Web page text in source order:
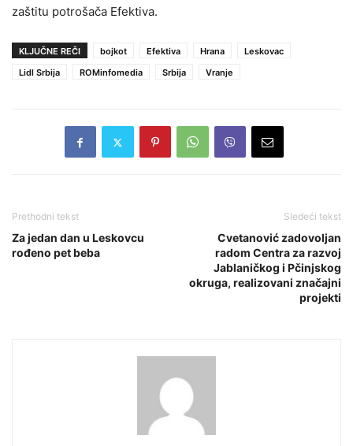
zaštitu potrošača Efektiva.
KLJUČNE REČI bojkot Efektiva Hrana
Leskovac
Lidl Srbija
ROMinfomedia Srbija Vranje
Prethodni tekst
Za jedan dan u Leskovcu
rođeno pet beba
Sledeći tekst
Cvetanović zadovoljan
radom Centra za razvoj
Jablaničkog i Pčinjskog
okruga, realizovani značajni
projekti